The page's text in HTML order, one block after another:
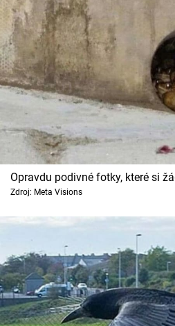
Opravdu podivné fotky, které si
Zdroj: Meta Visions